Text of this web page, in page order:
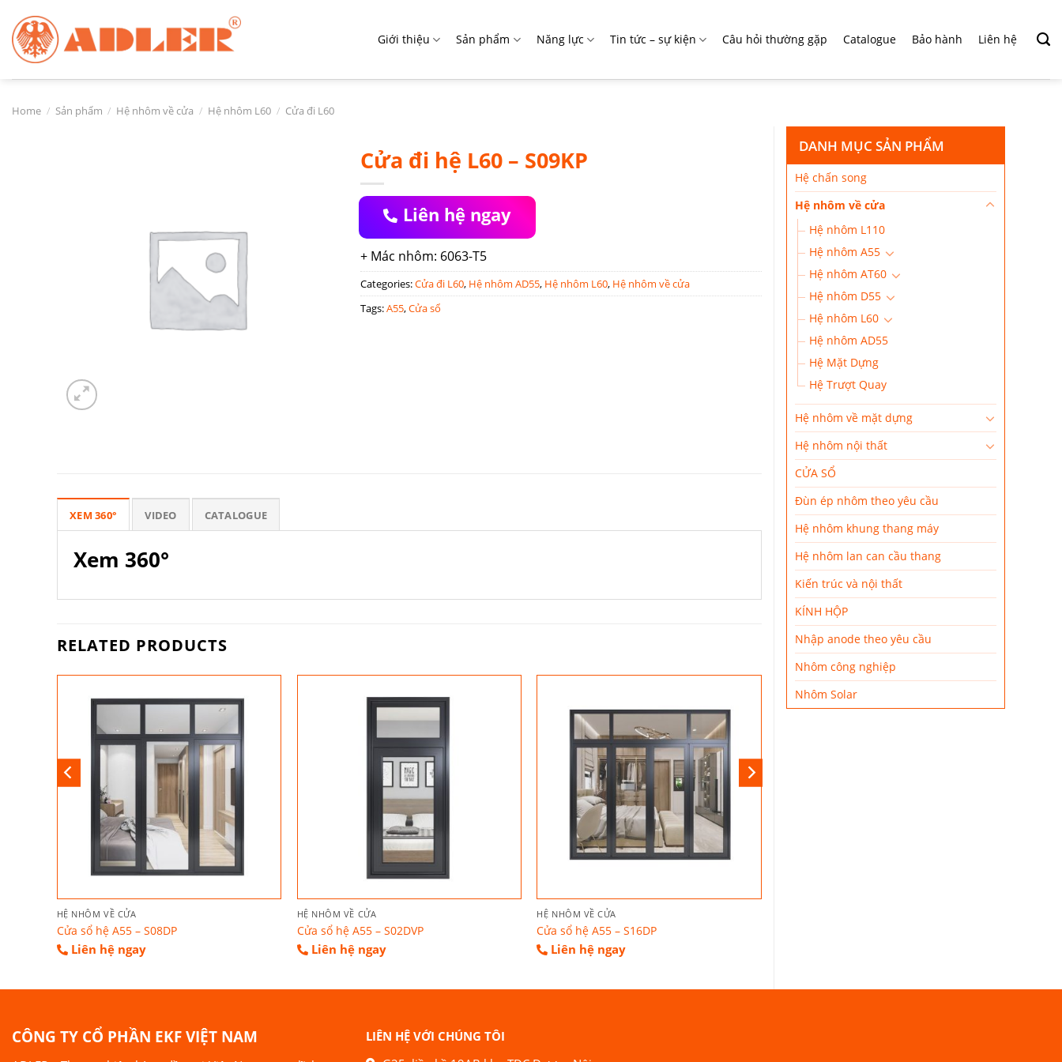
đến
nội
dung
Giới thiệu Sản phẩm Năng lực Tin tức – sự kiện Câu hỏi thường gặp Catalogue Bảo hành Liên hệ
Home / Sản phẩm / Hệ nhôm về cửa / Hệ nhôm L60 / Cửa đi L60
DANH MỤC SẢN PHẨM
Hệ chấn song
Hệ nhôm về cửa
Hệ nhôm L110
Hệ nhôm A55
Hệ nhôm AT60
Hệ nhôm D55
Hệ nhôm L60
Hệ nhôm AD55
Hệ Mặt Dựng
Hệ Trượt Quay
Hệ nhôm về mặt dựng
Hệ nhôm nội thất
CỬA SỔ
Đùn ép nhôm theo yêu cầu
Hệ nhôm khung thang máy
Hệ nhôm lan can cầu thang
Kiến trúc và nội thất
KÍNH HỘP
Nhập anode theo yêu cầu
Nhôm công nghiệp
Nhôm Solar
Cửa đi hệ L60 – S09KP
Liên hệ ngay
+ Mác nhôm: 6063-T5
Categories:Cửa đi L60, Hệ nhôm AD55, Hệ nhôm L60, Hệ nhôm về cửa
Tags:A55,Cửa sổ
XEM 360° VIDEO CATALOGUE
Xem 360°
RELATED PRODUCTS
HỆ NHÔM VỀ CỬA
Cửa sổ hệ A55 – S08DP
Liên hệ ngay
HỆ NHÔM VỀ CỬA
Cửa sổ hệ A55 – S02DVP
Liên hệ ngay
HỆ NHÔM VỀ CỬA
Cửa sổ hệ A55 – S16DP
Liên hệ ngay
CÔNG TY CỔ PHẦN EKF VIỆT NAM
LIÊN HỆ VỚI CHÚNG TÔI